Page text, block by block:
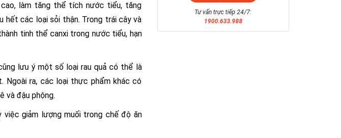
làm tăng thể tích nước tiểu, tăng
hết các loại sỏi thận. Trong trái cây và
tinh thể canxi trong nước tiểu, hạn
lưu ý một số loại rau quả có thể là
Ngoài ra, các loại thực phẩm khác có
và đậu phộng.
việc giảm lượng muối trong chế độ ăn
Tư vấn trực tiếp 24/7:
1900.633.988